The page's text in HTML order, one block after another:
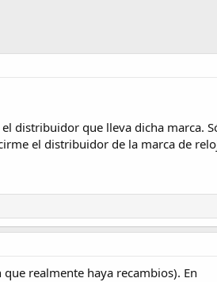
distribuidor que lleva dicha marca.
el distribuidor de la marca de
realmente haya recambios). En